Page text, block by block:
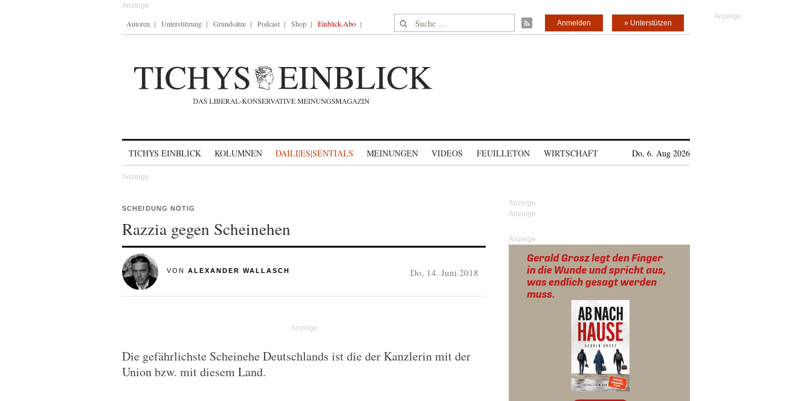
Autoren Unterstützung Grundsätze Podcast Shop Einblick-Abo Suche nach: » Unterstützen
Anmelden
TICHYS EINBLICK KOLUMNEN DAILI|ES|SENTIALS MEINUNGEN VIDEOS FEUILLETON WIRTSCHAFT Do, 6. Aug 2026
SCHEIDUNG NÖTIG
Razzia gegen Scheinehen
VON ALEXANDER WALLASCH Do, 14. Juni 2018
Die gefährlichste Scheinehe Deutschlands ist die der Kanzlerin mit der
Union bzw. mit diesem Land.
Anzeige